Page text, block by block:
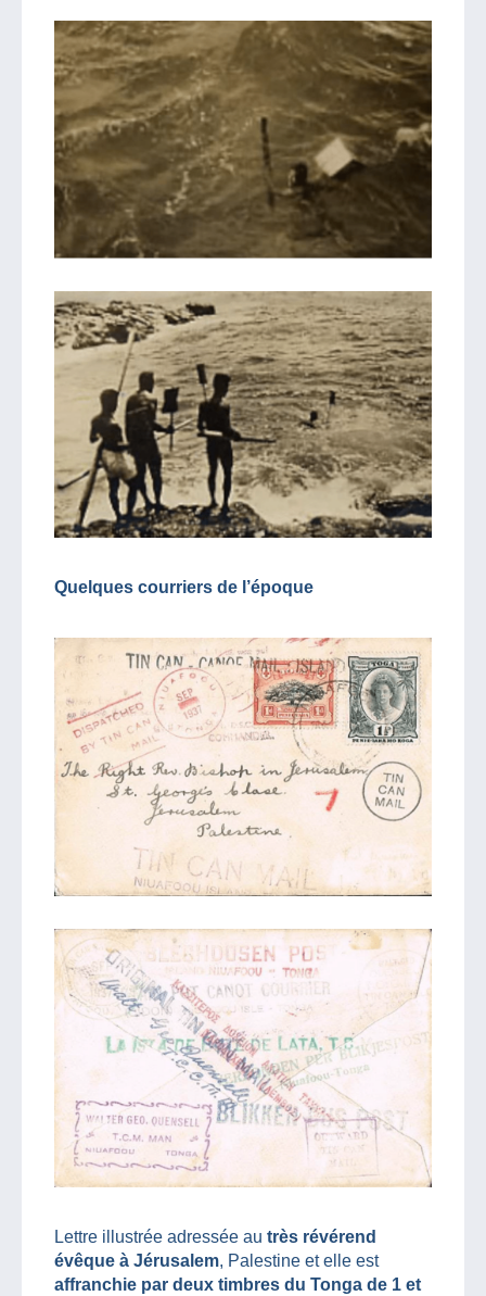
Quelques courriers de l’époque
Lettre illustrée adressée au très révérend
évêque à Jérusalem, Palestine et elle est
affranchie par deux timbres du Tonga de 1 et